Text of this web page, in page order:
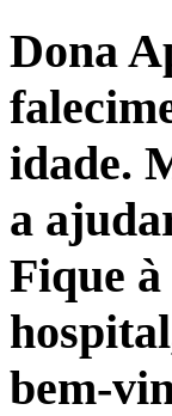
Dona
idade.
a
Fique
bem-